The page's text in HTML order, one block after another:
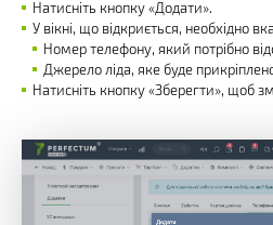
Натисніть кнопку «Додати».
У вікні, що відкриється, необхідно
Номер телефону, який потрібно
Джерело ліда, яке буде
Натисніть кнопку «Зберегти», щоб